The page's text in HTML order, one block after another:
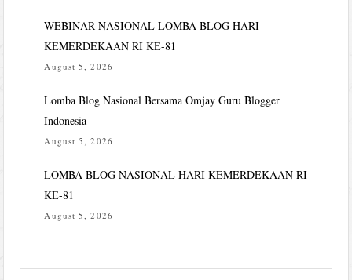
WEBINAR NASIONAL LOMBA BLOG HARI
KEMERDEKAAN RI KE-81
August 5, 2026
Lomba Blog Nasional Bersama Omjay Guru Blogger
Indonesia
August 5, 2026
LOMBA BLOG NASIONAL HARI KEMERDEKAAN RI
KE-81
August 5, 2026